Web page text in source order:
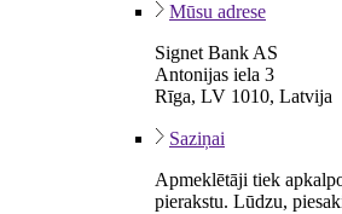
Mūsu adrese
Signet Bank AS
Antonijas iela 3
Rīga, LV 1010, Latvija
Saziņai
Apmeklētāji tiek
pierakstu. Lūdzu,